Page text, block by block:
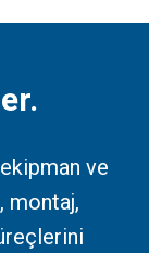
ve
montaj,